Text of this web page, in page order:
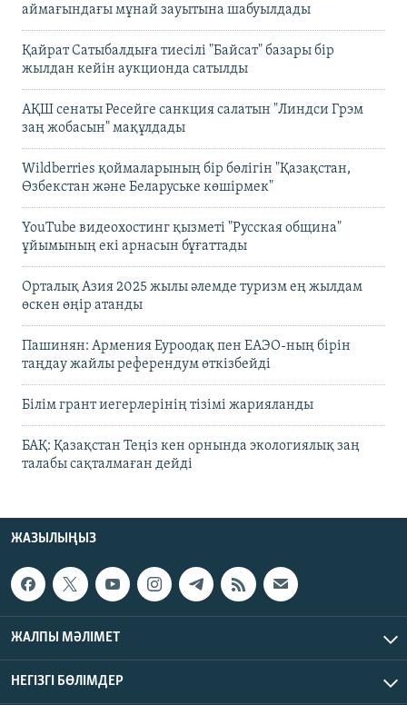
аймағындағы мұнай зауытына шабуылдады
Қайрат Сатыбалдыға тиесілі "Байсат" базары бір
жылдан кейін аукционда сатылды
АҚШ сенаты Ресейге санкция салатын "Линдси Грэм
заң жобасын" мақұлдады
Wildberries қоймаларының бір бөлігін "Қазақстан,
Өзбекстан және Беларуське көшірмек"
YouTube видеохостинг қызметі "Русская община"
ұйымының екі арнасын бұғаттады
Орталық Азия 2025 жылы әлемде туризм ең жылдам
өскен өңір атанды
Пашинян: Армения Еуроодақ пен ЕАЭО-ның бірін
таңдау жайлы референдум өткізбейді
Білім грант иегерлерінің тізімі жарияланды
БАҚ: Қазақстан Теңіз кен орнында экологиялық заң
талабы сақталмаған дейді
ЖАЗЫЛЫҢЫЗ
ЖАЛПЫ МӘЛІМЕТ
НЕГІЗГІ БӨЛІМДЕР